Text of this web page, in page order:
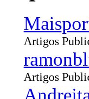
Artigos
Artigos